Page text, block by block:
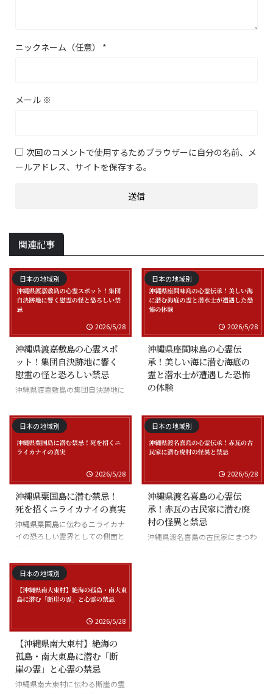
ニックネーム（任意） *
メール ※
次回のコメントで使用するためブラウザーに自分の名前、メ
ールアドレス、サイトを保存する。
関連記事
日本の地域別
2026/5/28
沖縄県渡嘉敷島の心霊スポ
ット！集団自決跡地に響く
慰霊の怪と恐ろしい禁忌
沖縄県渡嘉敷島の集団自決跡地に
日本の地域別
2026/5/28
沖縄県座間味島の心霊伝
承！美しい海に潜む海底の
霊と潜水士が遭遇した恐怖
の体験
士の怪談
日本の地域別
2026/5/28
沖縄県粟国島に潜む禁忌！
死を招くニライカナイの真実
沖縄県粟国島に伝わるニライカナ
イの恐ろしい霊界としての側面と
日本の地域別
2026/5/28
沖縄県渡名喜島の心霊伝
承！赤瓦の古民家に潜む廃
村の怪異と禁忌
沖縄県渡名喜島の古民家にまつわ
日本の地域別
2026/5/28
【沖縄県南大東村】絶海の
孤島・南大東島に潜む「断
崖の霊」と心霊の禁忌
沖縄県南大東村に伝わる断崖の霊